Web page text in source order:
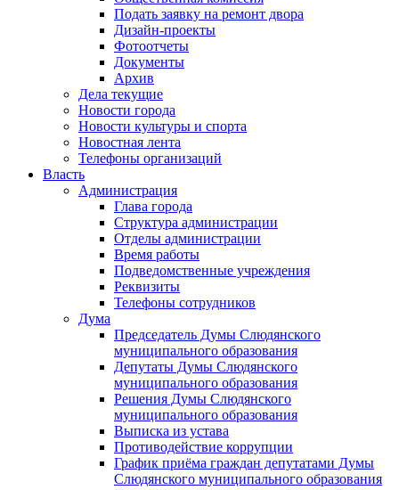
Подать заявку на ремонт двора
Дизайн-проекты
Фотоотчеты
Документы
Архив
Дела текущие
Новости города
Новости культуры и спорта
Новостная лента
Телефоны организаций
Власть
Администрация
Глава города
Структура администрации
Отделы администрации
Время работы
Подведомственные учреждения
Реквизиты
Телефоны сотрудников
Дума
Председатель Думы Слюдянского
муниципального образования
Депутаты Думы Слюдянского
муниципального образования
Решения Думы Слюдянского
муниципального образования
Выписка из устава
Противодействие коррупции
График приёма граждан депутатами Думы
Слюдянского муниципального образования